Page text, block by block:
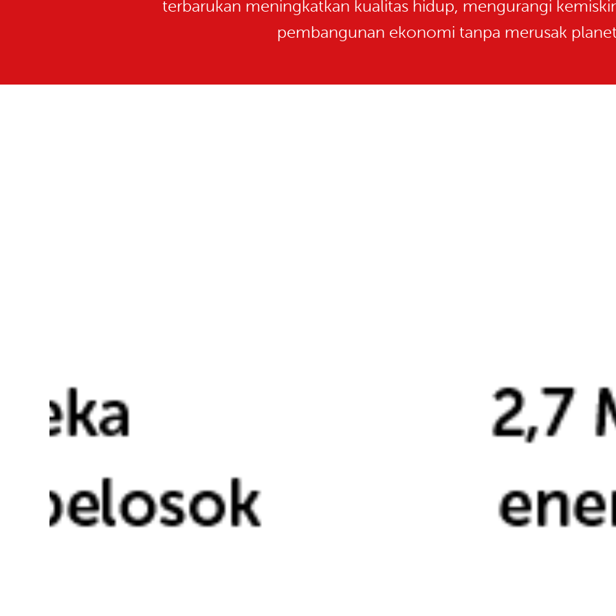
terbarukan meningkatkan kualitas hidup, mengurangi
pembangunan ekonomi tanpa merusak